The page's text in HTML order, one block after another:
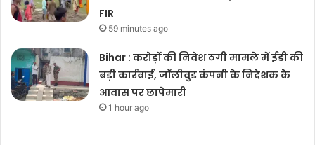
FIR
59 minutes ago
Bihar : करोड़ों की निवेश ठगी मामले में ईडी की
बड़ी कार्रवाई, जॉलीवुड कंपनी के निदेशक के
आवास पर छापेमारी
1 hour ago